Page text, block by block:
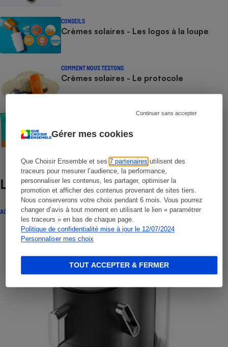
Gérer mes cookies
Que Choisir Ensemble et ses7 partenaires utilisent des
traceurs pour mesurer l’audience, la performance,
personnaliser les contenus, les partager, optimiser la
promotion et afficher des contenus provenant de sites tiers.
Nous conserverons votre choix pendant 6 mois. Vous pourrez
changer d’avis à tout moment en utilisant le lien « paramétrer
les traceurs » en bas de chaque page.
Politique de confidentialité mise à jour le 12/07/2024
Personnaliser mes choix
Continuer sans accepter
TOUT ACCEPTER & FERMER
CONSEILS
Crèmes solaires - Les logos à la loupe
COMMENT NOUS TESTONS
Crèmes solaires - Le protocole
Lire aussi
ACTUALITÉ